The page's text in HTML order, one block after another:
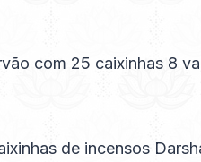
com 25 caixinhas 8
de incensos